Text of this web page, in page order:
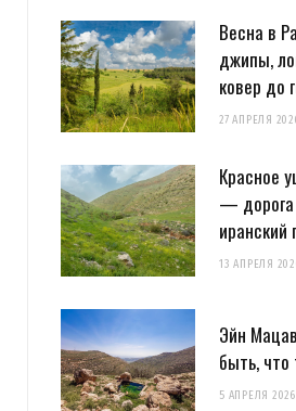
Весна в
джипы,
ковер до
27 АПРЕЛЯ
Красное
— дорога
иранский
13 АПРЕЛЯ
Эйн
быть, что
5 АПРЕЛЯ 2026